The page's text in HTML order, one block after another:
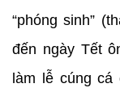
“phóng sinh”
đến ngày Tết
làm lễ cúng